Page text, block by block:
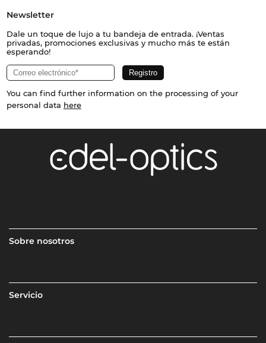
Newsletter
Dale un toque de lujo a tu bandeja de entrada. ¡Ventas
privadas, promociones exclusivas y mucho más te están
esperando!
You can find further information on the processing of your
personal data here
Sobre nosotros
Servicio